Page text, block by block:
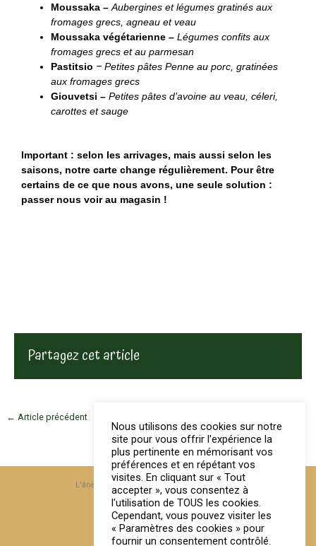
Moussaka – Aubergines et légumes gratinés aux
fromages grecs, agneau et veau
Moussaka végétarienne – Légumes confits aux
fromages grecs et au parmesan
Pastitsio – Petites pâtes Penne au porc, gratinées
aux fromages grecs
Giouvetsi – Petites pâtes d’avoine au veau, céleri,
carottes et sauge
Important : selon les arrivages, mais aussi selon les
saisons, notre carte change régulièrement. Pour être
certains de ce que nous avons, une seule solution :
passer nous voir au magasin !
Partagez cet article
← Article précédent
L'âne hilare, 5 rue de l'Hospice, 59100 Roubaix
tél : 07 77 34 20 65
contact@lanehilare.fr
Nous utilisons des cookies sur notre
site pour vous offrir l'expérience la
plus pertinente en mémorisant vos
préférences et en répétant vos
visites. En cliquant sur « Tout
accepter », vous consentez à
l'utilisation de TOUS les cookies.
Cependant, vous pouvez visiter les
« Paramètres des cookies » pour
fournir un consentement contrôlé.